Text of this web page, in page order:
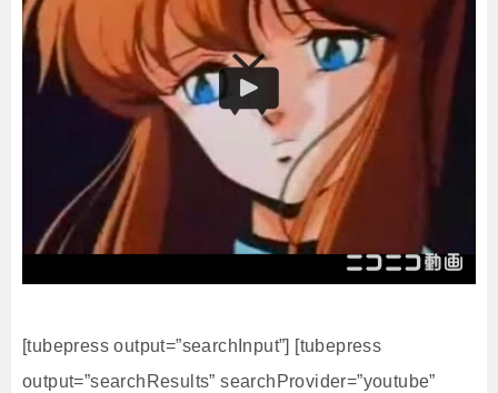
[tubepress output=”searchInput”] [tubepress
output=”searchResults” searchProvider=”youtube”